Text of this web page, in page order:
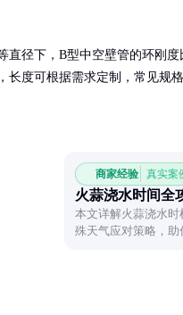
直径下，B型中空壁管的环刚
长度可根据需求定制，常见规格
商家经验 真实案
火蒜浇水时间全
本文详解火蒜浇水
殊天气应对策略，助